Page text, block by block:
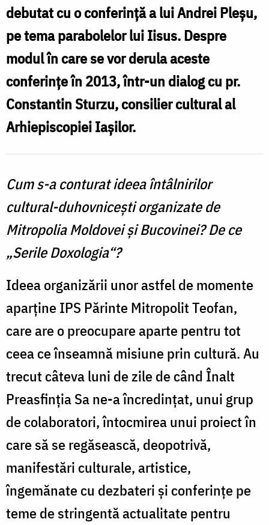
debutat cu o conferinţă a lui Andrei Pleşu,
pe tema parabolelor lui Iisus. Despre
modul în care se vor derula aceste
conferinţe în 2013, într-un dialog cu pr.
Constantin Sturzu, consilier cultural al
Arhiepiscopiei Iaşilor.
Cum s-a conturat ideea întâlnirilor
cultural-duhovniceşti organizate de
Mitropolia Moldovei şi Bucovinei? De ce
„Serile Doxologia“?
Ideea organizării unor astfel de momente
aparţine IPS Părinte Mitropolit Teofan,
care are o preocupare aparte pentru tot
ceea ce înseamnă misiune prin cultură. Au
trecut câteva luni de zile de când Înalt
Preasfinţia Sa ne-a încredinţat, unui grup
de colaboratori, întocmirea unui proiect în
care să se regăsească, deopotrivă,
manifestări culturale, artistice,
îngemănate cu dezbateri şi conferinţe pe
teme de stringentă actualitate pentru